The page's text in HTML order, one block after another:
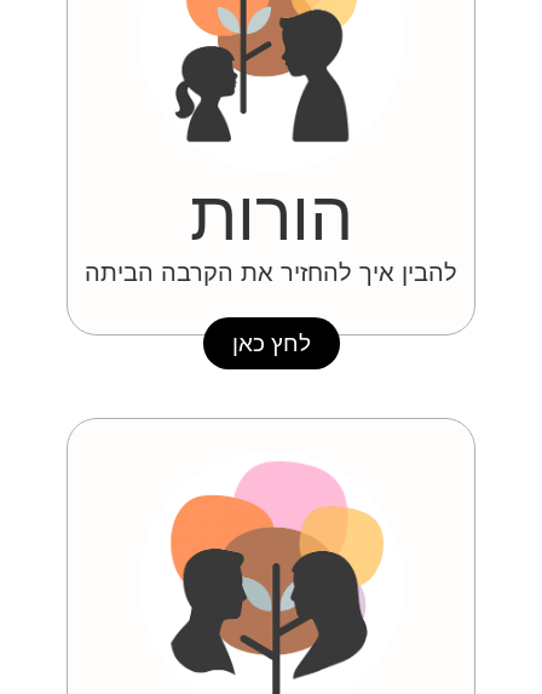
הורות
להבין איך להחזיר את הקרבה הביתה
לחץ כאן